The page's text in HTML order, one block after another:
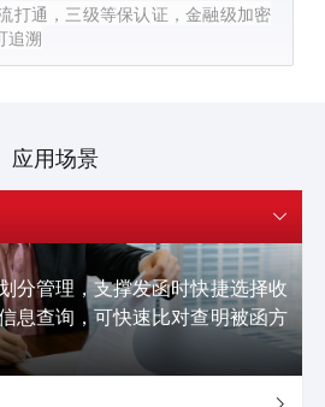
打通，三级等保认证，金融级加密
追溯
应用场景

分管理，支撑发函时快捷选择收
息查询，可快速比对查明被函方